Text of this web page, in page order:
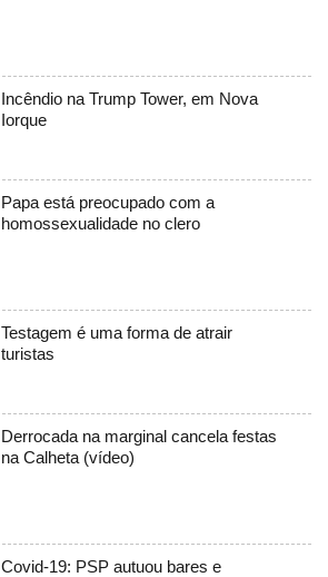
Incêndio na Trump Tower, em Nova
Iorque
Papa está preocupado com a
homossexualidade no clero
Testagem é uma forma de atrair
turistas
Derrocada na marginal cancela festas
na Calheta (vídeo)
Covid-19: PSP autuou bares e